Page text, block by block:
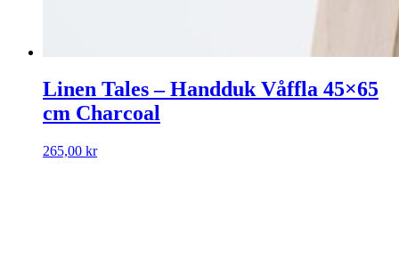
Linen Tales – Handduk Våffla 45×65
cm Charcoal
265,00 kr